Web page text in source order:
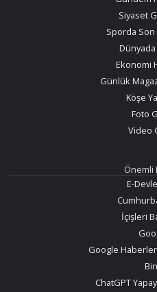
Siyaset
Sporda
Ekonomi
Günlük
Köşe
Foto
Video
Önemli
E-
İçişleri
Google
ChatGPT